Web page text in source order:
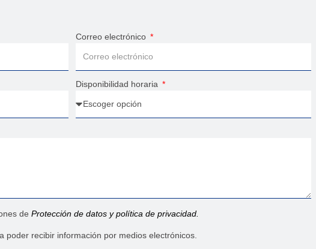
Correo electrónico
Disponibilidad horaria
de Protección de datos y política de privacidad.
poder recibir información por medios electrónicos.